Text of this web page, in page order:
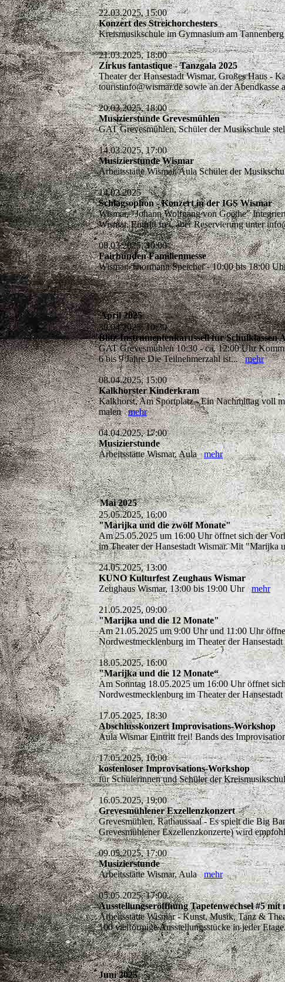
22.03.2025, 15:00
Konzert des Streichorchesters
Kreismusikschule im Gymnasium am
21.03.2025, 18:00
Zirkus fantastique - Tanzgala 2025
Theater der Hansestadt Wismar, Großes Haus -
touristinfo@wismar.de sowie an der Abendkasse
20.03.2025, 18:00
Musizierstunde Grevesmühlen
GAT Grevesmühlen, Schüler der Musikschule
14.03.2025, 17:00
Musizierstunde Wismar
Arbeitsstätte Wismar, Aula Schüler der
14.03.2025
Schlagsophon - Konzert in der IGS Wismar
Wismar, "Johann Wolfgang von Goethe"
Wismar. Eintritt frei, aber Reservierung unter
08.03.2025, 10:00
Fairbunden Familienmesse
Wismar, Thormann Speicher - 10:00 bis 18:00
April 2025
30.04.2025, 10:30
Blitz-Instrumentenkarussell für Schulklassen
GAT Grevesmühlen 10:30 - ca. 12:00 Uhr
6 bis 9 Jahre Die Teilnehmerzahl ist...mehr
08.04.2025, 15:00
Kalkhorster Kinderkram
Kalkhorst, Am Sportplatz - Ein Nachmittag voll
malenmehr
04.04.2025, 17:00
Musizierstunde
Arbeitsstätte Wismar, Aulamehr
Mai 2025
25.05.2025, 16:00
"Marijka und die zwölf Monate"
Am 25.05.2025 um 16:00 Uhr öffnet sich der
im Theater der Hansestadt Wismar. Mit
24.05.2025, 13:00
KUNO Kulturfest Zeughaus Wismar
Zeughaus Wismar, 13:00 bis 19:00 Uhrmehr
21.05.2025, 09:00
"Marijka und die 12 Monate"
Am 21.05.2025 um 9:00 Uhr und 11:00 Uhr
Nordwestmecklenburg im Theater der
18.05.2025, 16:00
"Marijka und die 12 Monate“
Am Sonntag 18.05.2025 um 16:00 Uhr öffnet
Nordwestmecklenburg im Theater der
17.05.2025, 18:30
Abschlusskonzert Improvisations-Workshop
Aula Wismar Eintritt frei! Bands des
17.05.2025, 10:00
kostenloser Improvisations-Workshop
für Schülerinnen und Schüler der
16.05.2025, 19:00
Grevesmühlener Exzellenzkonzert
Grevesmühlen, Rathaussaal - Es spielt die Big
Grevesmühlener Exzellenzkonzerte) wird
09.05.2025, 17:00
Musizierstunde
Arbeitsstätte Wismar, Aulamehr
05.05.2025, 17:00
Ausstellungseröffnung Tapetenwechsel #5
Arbeitsstätte Wismar - Kunst, Musik, Tanz &
100 vielförmige Ausstellungsstücke in jeder
Juni 2025